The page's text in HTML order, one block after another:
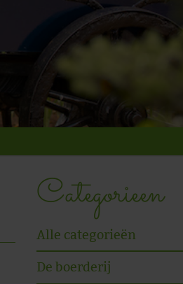
Categorieen
Alle categorieën
De boerderij